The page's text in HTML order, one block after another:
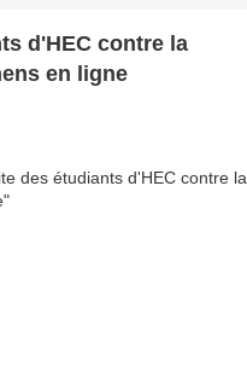
d'HEC contre la
en ligne